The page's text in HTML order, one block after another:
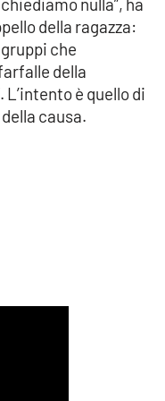
della ragazza:
che
della
è quello di
causa.